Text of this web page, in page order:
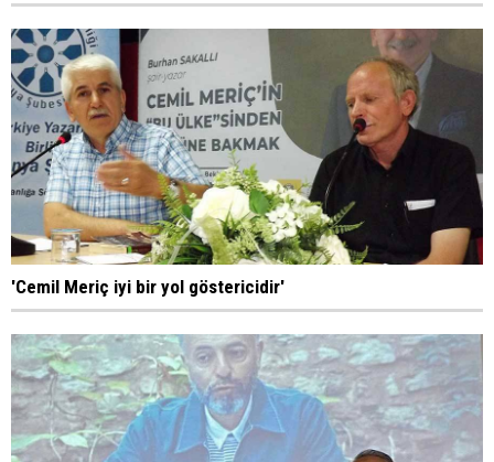
'Cemil Meriç iyi bir yol göstericidir'